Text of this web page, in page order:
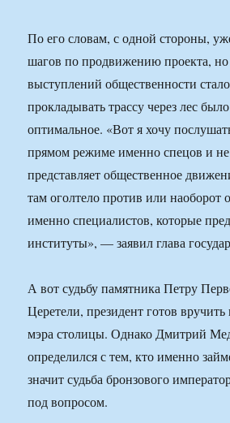
По его словам, с одной стороны,
шагов по продвижению проекта, но
выступлений общественности
прокладывать трассу через лес
оптимальное. «Вот я хочу
прямом режиме именно спецов и не
представляет общественное
там оголтело против или наоборот
именно специалистов, которые
институты», — заявил глава
А вот судьбу памятника Петру
Церетели, президент готов
мэра столицы. Однако Дмитрий
определился с тем, кто именно
значит судьба бронзового
под вопросом.